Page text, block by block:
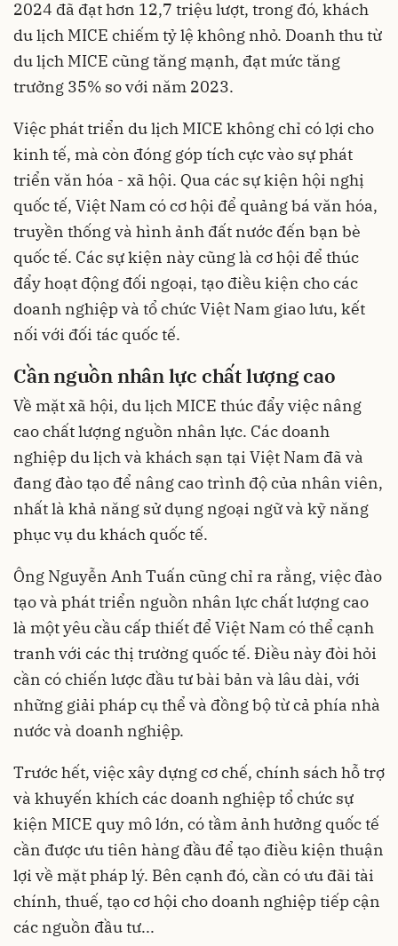
2024 đã đạt hơn 12,7 triệu lượt, trong đó, khách
du lịch MICE chiếm tỷ lệ không nhỏ. Doanh thu từ
du lịch MICE cũng tăng mạnh, đạt mức tăng
trưởng 35% so với năm 2023.
Việc phát triển du lịch MICE không chỉ có lợi cho
kinh tế, mà còn đóng góp tích cực vào sự phát
triển văn hóa - xã hội. Qua các sự kiện hội nghị
quốc tế, Việt Nam có cơ hội để quảng bá văn hóa,
truyền thống và hình ảnh đất nước đến bạn bè
quốc tế. Các sự kiện này cũng là cơ hội để thúc
đẩy hoạt động đối ngoại, tạo điều kiện cho các
doanh nghiệp và tổ chức Việt Nam giao lưu, kết
nối với đối tác quốc tế.
Cần nguồn nhân lực chất lượng cao
Về mặt xã hội, du lịch MICE thúc đẩy việc nâng
cao chất lượng nguồn nhân lực. Các doanh
nghiệp du lịch và khách sạn tại Việt Nam đã và
đang đào tạo để nâng cao trình độ của nhân viên,
nhất là khả năng sử dụng ngoại ngữ và kỹ năng
phục vụ du khách quốc tế.
Ông Nguyễn Anh Tuấn cũng chỉ ra rằng, việc đào
tạo và phát triển nguồn nhân lực chất lượng cao
là một yêu cầu cấp thiết để Việt Nam có thể cạnh
tranh với các thị trường quốc tế. Điều này đòi hỏi
cần có chiến lược đầu tư bài bản và lâu dài, với
những giải pháp cụ thể và đồng bộ từ cả phía nhà
nước và doanh nghiệp.
Trước hết, việc xây dựng cơ chế, chính sách hỗ trợ
và khuyến khích các doanh nghiệp tổ chức sự
kiện MICE quy mô lớn, có tầm ảnh hưởng quốc tế
cần được ưu tiên hàng đầu để tạo điều kiện thuận
lợi về mặt pháp lý. Bên cạnh đó, cần có ưu đãi tài
chính, thuế, tạo cơ hội cho doanh nghiệp tiếp cận
các nguồn đầu tư...